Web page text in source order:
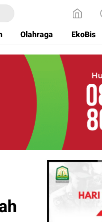
Olahraga EkoBis